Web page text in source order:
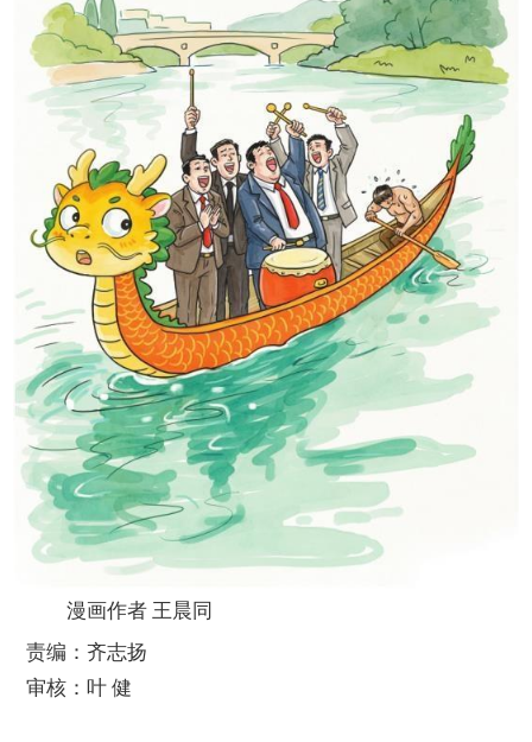
漫画作者 王晨同
责编：齐志扬
审核：叶 健